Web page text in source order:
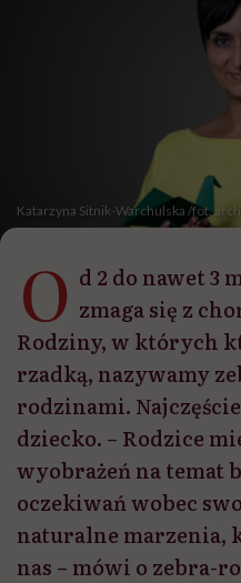
Katarzyna Sitnik-Warchulska /fot.
O d 2 do nawet 3
zmaga się z
Rodziny, w których
rzadką, nazywamy
rodzinami.
dziecko. – Rodzice
wyobrażeń na temat
oczekiwań wobec
naturalne marzenia,
nas – mówi o zebra-